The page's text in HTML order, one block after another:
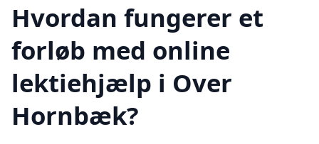
Hvordan fungerer et
forløb med online
lektiehjælp i Over
Hornbæk?